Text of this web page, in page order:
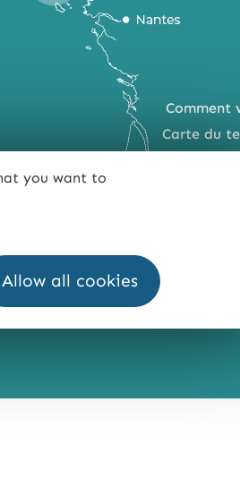
you want to
Allow all cookies
Comment
Carte du